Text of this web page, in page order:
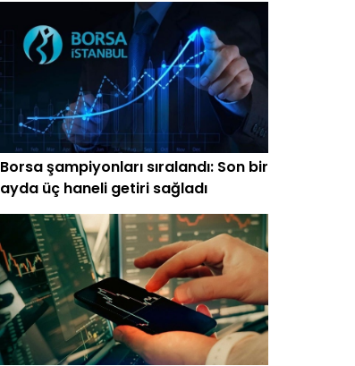
Borsa şampiyonları sıralandı: Son bir
ayda üç haneli getiri sağladı